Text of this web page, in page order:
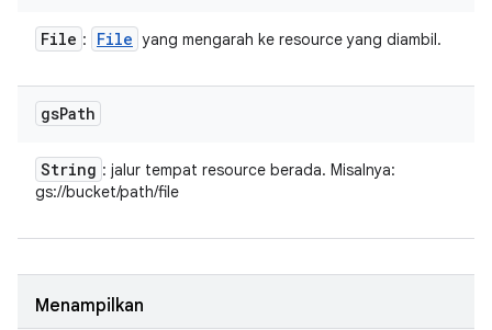
File : File yang mengarah ke resource yang diambil.
gsPath
String : jalur tempat resource berada. Misalnya:
gs://bucket/path/file
Menampilkan